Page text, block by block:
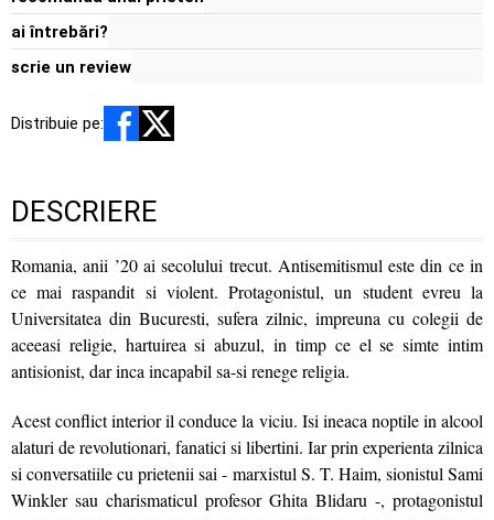
ai întrebări?
scrie un review
Distribuie pe:
DESCRIERE
Romania, anii ’20 ai secolului trecut. Antisemitismul este din ce in
ce mai raspandit si violent. Protagonistul, un student evreu la
Universitatea din Bucuresti, sufera zilnic, impreuna cu colegii de
aceeasi religie, hartuirea si abuzul, in timp ce el se simte intim
antisionist, dar inca incapabil sa-si renege religia.
Acest conflict interior il conduce la viciu. Isi ineaca noptile in alcool
alaturi de revolutionari, fanatici si libertini. Iar prin experienta zilnica
si conversatiile cu prietenii sai - marxistul S. T. Haim, sionistul Sami
Winkler sau charismaticul profesor Ghita Blidaru -, protagonistul